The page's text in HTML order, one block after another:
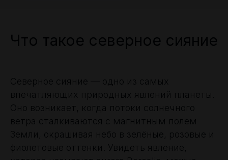
Что такое северное сияние
Северное сияние — одно из самых
впечатляющих природных явлений планеты.
Оно возникает, когда потоки солнечного
ветра сталкиваются с магнитным полем
Земли, окрашивая небо в зелёные, розовые и
фиолетовые оттенки. Увидеть явление,